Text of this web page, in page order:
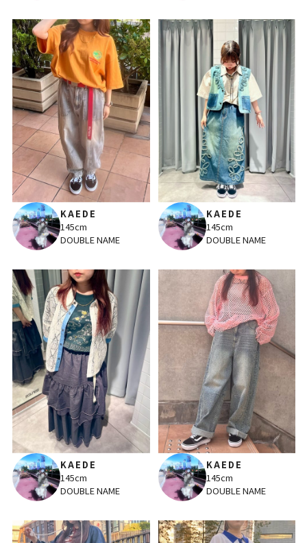
KAEDE
145cm
DOUBLE NAME
KAEDE
145cm
DOUBLE NAME
KAEDE
145cm
DOUBLE NAME
KAEDE
145cm
DOUBLE NAME